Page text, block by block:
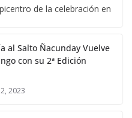
de la celebración en
al Salto Ñacunday Vuelve
con su 2ª Edición
2023